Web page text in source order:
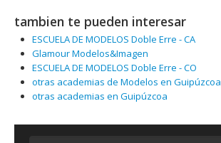
tambien te pueden interesar
ESCUELA DE MODELOS Doble Erre - CA
Glamour Modelos&Imagen
ESCUELA DE MODELOS Doble Erre - CO
otras academias de Modelos en Guipúzcoa
otras academias en Guipúzcoa